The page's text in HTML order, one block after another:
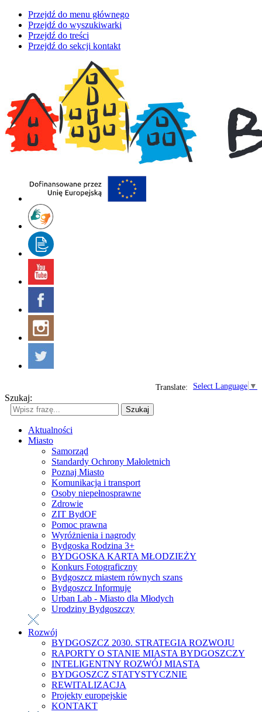
Przejdź do menu głównego
Przejdź do wyszukiwarki
Przejdź do treści
Przejdź do sekcji kontakt
Select Language ▼
Translate:
Szukaj:
Szukaj
Aktualności
Miasto
Samorząd
Standardy Ochrony Małoletnich
Poznaj Miasto
Komunikacja i transport
Osoby niepełnosprawne
Zdrowie
ZIT BydOF
Pomoc prawna
Wyróżnienia i nagrody
Bydgoska Rodzina 3+
BYDGOSKA KARTA MŁODZIEŻY
Konkurs Fotograficzny
Bydgoszcz miastem równych szans
Bydgoszcz Informuje
Urban Lab - Miasto dla Młodych
Urodziny Bydgoszczy
Rozwój
BYDGOSZCZ 2030. STRATEGIA ROZWOJU
RAPORTY O STANIE MIASTA BYDGOSZCZY
INTELIGENTNY ROZWÓJ MIASTA
BYDGOSZCZ STATYSTYCZNIE
REWITALIZACJA
Projekty europejskie
KONTAKT